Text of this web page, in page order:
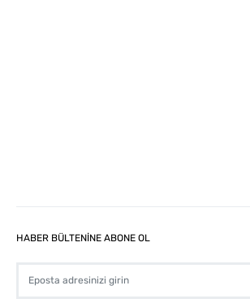
HABER BÜLTENİNE ABONE OL